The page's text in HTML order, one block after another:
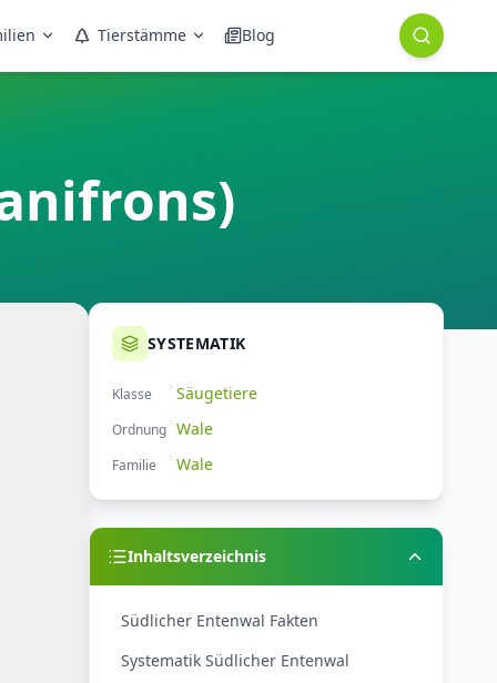
Tierstämme Blog
SYSTEMATIK
Klasse Säugetiere
Ordnung Wale
Familie Wale
Inhaltsverzeichnis
Südlicher Entenwal Fakten
Systematik Südlicher Entenwal